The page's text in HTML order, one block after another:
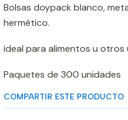
Bolsas doypack blanco,
hermético.
ideal para alimentos u otros
Paquetes de 300 unidades
COMPARTIR ESTE PRODUCTO